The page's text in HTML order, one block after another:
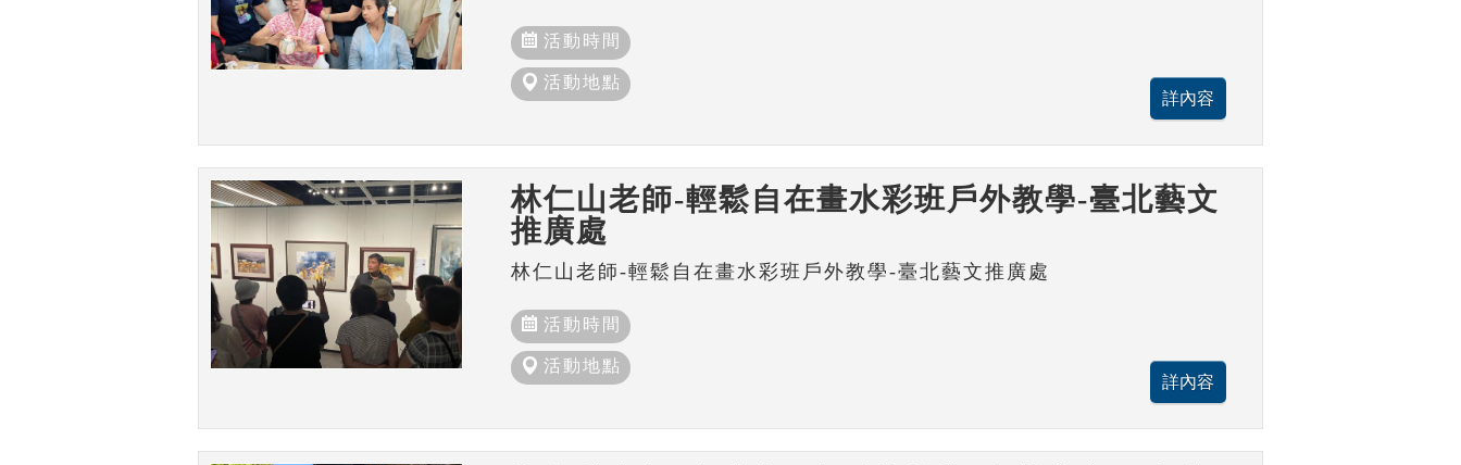
活動時間
活動地點
林仁山老師-輕鬆自在畫水彩班戶外教學-臺北藝文
推廣處
林仁山老師-輕鬆自在畫水彩班戶外教學-臺北藝文推廣處
活動時間
活動地點